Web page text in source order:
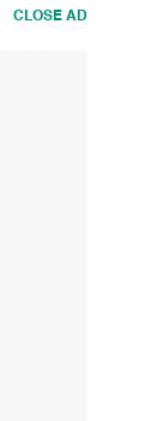
CLOSE AD